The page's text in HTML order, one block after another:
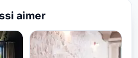
aimer